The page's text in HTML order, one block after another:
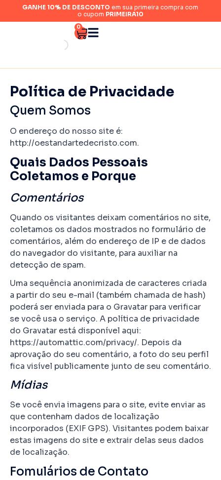
GANHE 10% DE DESCONTO em sua primeira compra com
o cupom PRIMEIRA10
0
Política de Privacidade
Quem Somos
O endereço do nosso site é:
http://oestandartedecristo.com.
Quais Dados Pessoais
Coletamos e Porque
Comentários
Quando os visitantes deixam comentários no site,
coletamos os dados mostrados no formulário de
comentários, além do endereço de IP e de dados
do navegador do visitante, para auxiliar na
detecção de spam.
Uma sequência anonimizada de caracteres criada
a partir do seu e-mail (também chamada de hash)
poderá ser enviada para o Gravatar para verificar
se você usa o serviço. A política de privacidade
do Gravatar está disponível aqui:
https://automattic.com/privacy/. Depois da
aprovação do seu comentário, a foto do seu perfil
fica visível publicamente junto de seu comentário.
Mídias
Se você envia imagens para o site, evite enviar as
que contenham dados de localização
incorporados (EXIF GPS). Visitantes podem baixar
estas imagens do site e extrair delas seus dados
de localização.
Fomulários de Contato